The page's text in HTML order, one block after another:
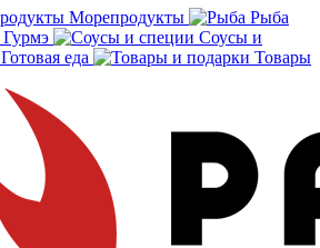
Морепродукты
Рыба
Гурмэ
Соусы и
Готовая еда
Товары